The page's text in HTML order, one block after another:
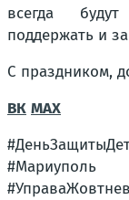
всегда
поддержать и
С праздником,
ВК MAX